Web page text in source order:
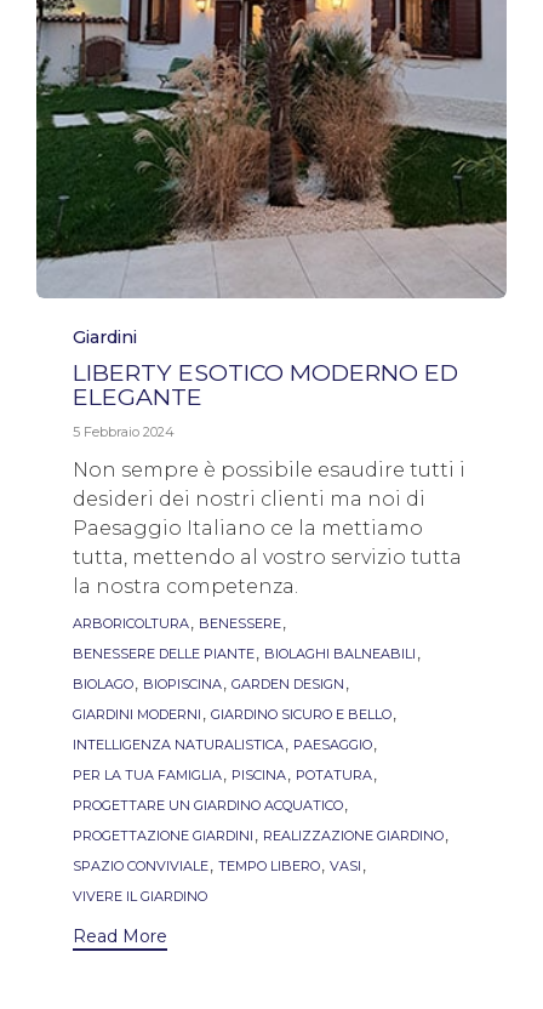
Category
Giardini
LIBERTY ESOTICO MODERNO ED
ELEGANTE
5 Febbraio 2024
Non sempre è possibile esaudire tutti i
desideri dei nostri clienti ma noi di
Paesaggio Italiano ce la mettiamo
tutta, mettendo al vostro servizio tutta
la nostra competenza.
Tags
ARBORICOLTURA, BENESSERE,
BENESSERE DELLE PIANTE, BIOLAGHI BALNEABILI ,
BIOLAGO, BIOPISCINA, GARDEN DESIGN ,
GIARDINI MODERNI , GIARDINO SICURO E BELLO,
INTELLIGENZA NATURALISTICA, PAESAGGIO,
PER LA TUA FAMIGLIA, PISCINA, POTATURA,
PROGETTARE UN GIARDINO ACQUATICO,
PROGETTAZIONE GIARDINI , REALIZZAZIONE GIARDINO,
SPAZIO CONVIVIALE, TEMPO LIBERO, VASI ,
VIVERE IL GIARDINO
Read More